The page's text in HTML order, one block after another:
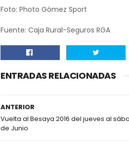
Foto: Photo Gómez Sport
Fuente: Caja Rural-Seguros RGA
ENTRADAS RELACIONADAS
ANTERIOR
Vuelta al Besaya 2016 del jueves al
de Junio